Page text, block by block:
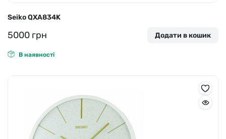
Seiko QXA834K
5000 грн Додати в кошик
В наявності